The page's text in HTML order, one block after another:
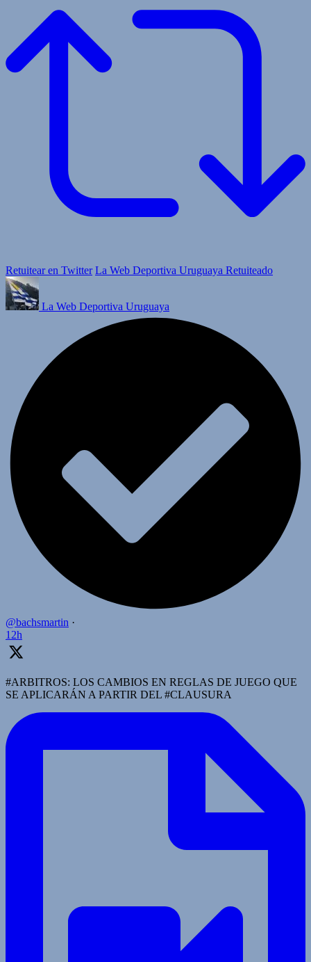
Retuitear en Twitter La Web Deportiva Uruguaya Retuiteado
La Web Deportiva Uruguaya
@bachsmartin ·
12h
#ARBITROS: LOS CAMBIOS EN REGLAS DE JUEGO QUE
SE APLICARÁN A PARTIR DEL #CLAUSURA